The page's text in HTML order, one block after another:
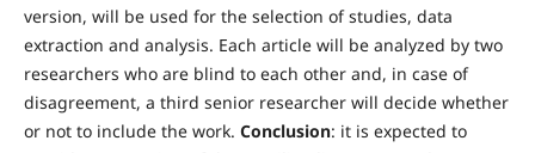
version, will be used for the selection of studies, data
extraction and analysis. Each article will be analyzed by two
researchers who are blind to each other and, in case of
disagreement, a third senior researcher will decide whether
or not to include the work. Conclusion: it is expected to